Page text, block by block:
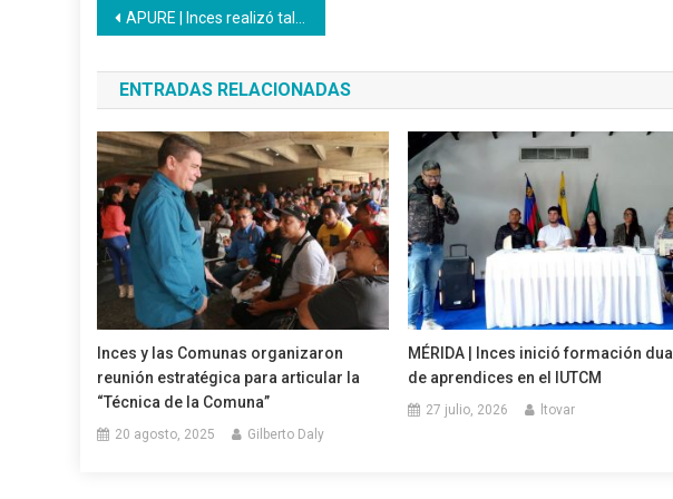
Navegación
de
entradas
APURE | Inces realizó taller de Primeros auxilios a propósito del 60 aniversario del PNA
ENTRADAS RELACIONADAS
Inces y las Comunas organizaron
reunión estratégica para articular la
“Técnica de la Comuna”
20 agosto, 2025 Gilberto Daly
MÉRIDA | Inces inició formación dual
de aprendices en el IUTCM
27 julio, 2026 ltovar